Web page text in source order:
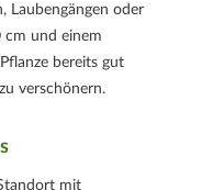
Laubengängen oder
cm und einem
bereits gut
verschönern.
mit